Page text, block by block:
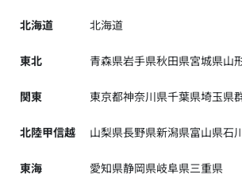
北海道 北海道
東北 青森県岩手県秋田県宮城県山
関東 東京都神奈川県千葉県埼玉県
北陸甲信越 山梨県長野県新潟県富山県石
東海 愛知県静岡県岐阜県三重県